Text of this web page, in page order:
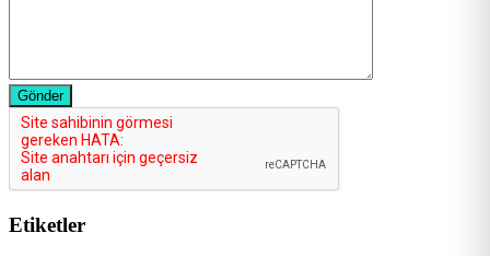
Gönder
Etiketler